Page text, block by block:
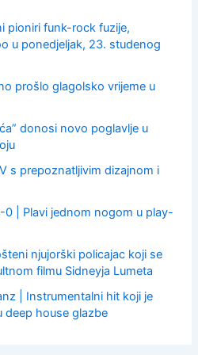
pioniri funk-rock fuzije,
u ponedjeljak, 23. studenog
prošlo glagolsko vrijeme u
donosi novo poglavlje u
s prepoznatljivim dizajnom i
0 | Plavi jednom nogom u play-
njujorški policajac koji se
filmu Sidneyja Lumeta
| Instrumentalni hit koji je
deep house glazbe